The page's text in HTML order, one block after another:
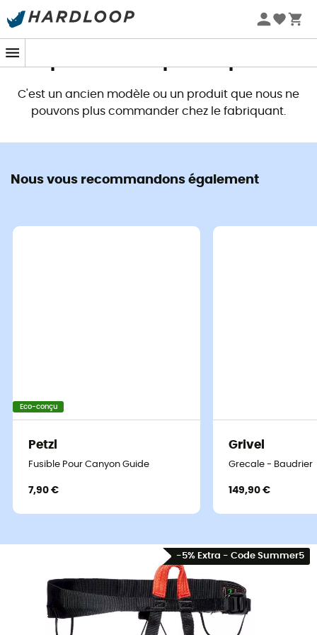
Promos d'été 🔥 -5 % EXTRA dès 2 produits* code Summer5
C'est un ancien modèle ou un produit que nous ne
pouvons plus commander chez le fabriquant.
Nous vous recommandons également
Eco-conçu
Petzl
Fusible Pour Canyon Guide
7,90 €
Grivel
Grecale - Baudrier
149,90 €
-5% Extra - Code Summer5